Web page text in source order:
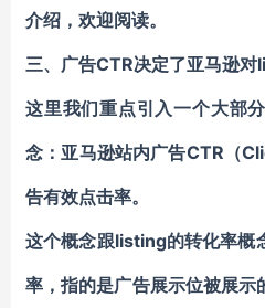
介绍，欢迎阅读。
三、广告CTR决定了亚马逊
这里我们重点引入一个大部
念：亚马逊站内广告CTR（
告有效点击率。
这个概念跟listing的转化率概
率，指的是广告展示位被展示